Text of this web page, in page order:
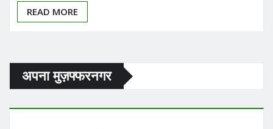
अपना मुज़फ्फरनगर